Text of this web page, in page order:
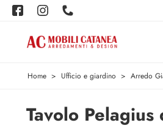
Home > Ufficio e giardino > Arredo
Tavolo